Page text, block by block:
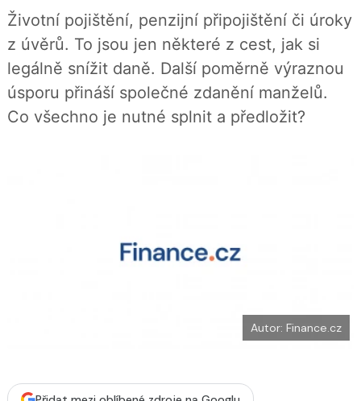
l
e
t
j
a
a
j
Životní pojištění, penzijní připojištění či úroky
z úvěrů. To jsou jen některé z cest, jak si
legálně snížit daně. Další poměrně výraznou
úsporu přináší společné zdanění manželů.
Co všechno je nutné splnit a předložit?
Autor: Finance.cz